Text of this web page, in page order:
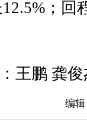
；回
王鹏 龚俊
编